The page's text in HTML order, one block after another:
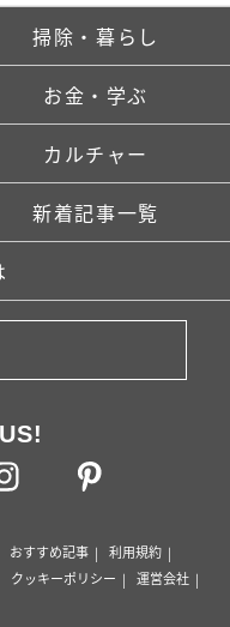
掃除・暮らし
お金・学ぶ
カルチャー
新着記事一覧
おすすめ記事
利用規約
クッキーポリシー
運営会社